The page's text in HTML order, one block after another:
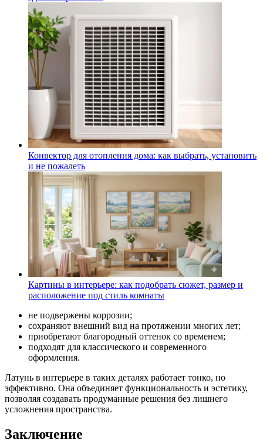
Конвектор для отопления дома: как выбрать, установить
и не пожалеть
Картины в интерьере: как подобрать сюжет, размер и
расположение под стиль комнаты
не подвержены коррозии;
сохраняют внешний вид на протяжении многих лет;
приобретают благородный оттенок со временем;
подходят для классического и современного
оформления.
Латунь в интерьере в таких деталях работает тонко, но
эффективно. Она объединяет функциональность и эстетику,
позволяя создавать продуманные решения без лишнего
усложнения пространства.
Заключение